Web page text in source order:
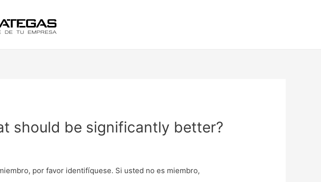
should be significantly better?
por favor identifíquese. Si usted no es miembro,